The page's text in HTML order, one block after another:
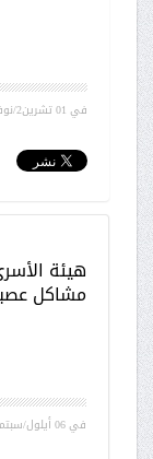
في 01 تشرين2/نوفمبر 2015
هيئة
مشاكل عصبية
في06 أيلول/سبتمبر 2015